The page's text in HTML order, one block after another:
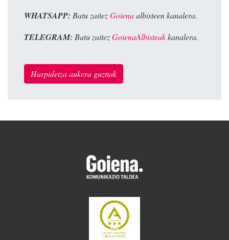
WHATSAPP: Batu zaitezGoienaalbisteen kanalera.
TELEGRAM: Batu zaitezGoienaAlbisteakkanalera.
Harpidetza aukera guztiak